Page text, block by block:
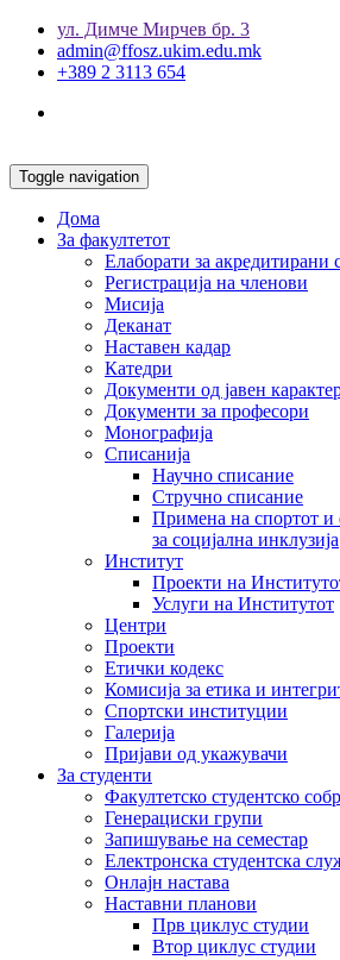
ул. Димче Мирчев бр. 3
admin@ffosz.ukim.edu.mk
+389 2 3113 654
Toggle navigation
Дома
За факултетот
Елаборати за акредитирани
Регистрација на членови
Мисија
Деканат
Наставен кадар
Катедри
Документи од јавен
Документи за професори
Монографија
Списанија
Научно списание
Стручно списание
Примена на спортот и
за социјална инклузија
Институт
Проекти на
Услуги на Институтот
Центри
Проекти
Етички кодекс
Комисија за етика и
Спортски институции
Галерија
Пријави од укажувачи
За студенти
Факултетско студентско
Генерациски групи
Запишување на семестар
Електронска студентска
Онлајн настава
Наставни планови
Прв циклус студии
Втор циклус студии